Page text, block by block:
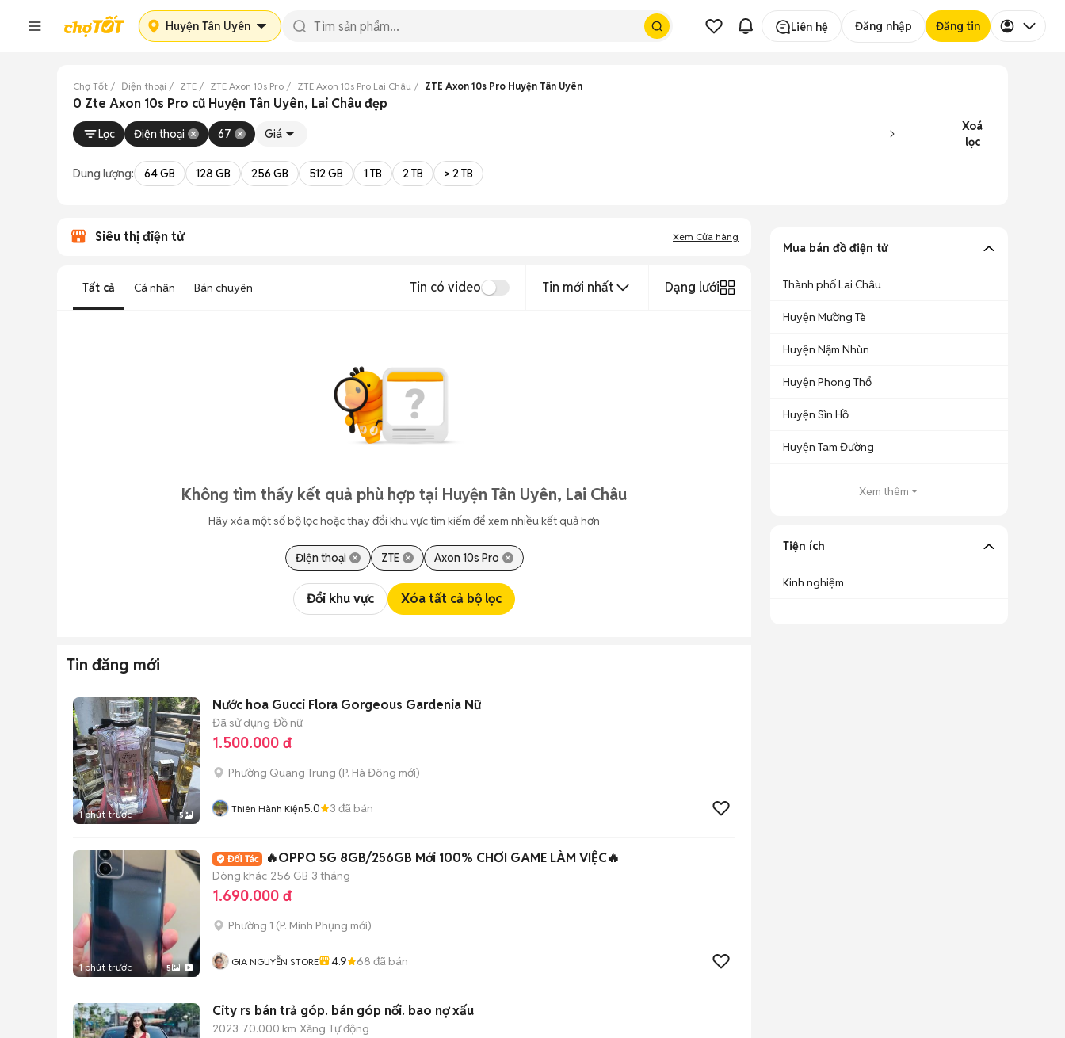
Huyện Tân Uyên Liên hệ Đăng nhập Đăng tin
Chợ Tốt Điện thoại ZTE ZTE Axon 10s Pro ZTE Axon 10s Pro Lai Châu ZTE Axon 10s Pro Huyện Tân Uyên
0 Zte Axon 10s Pro cũ Huyện Tân Uyên, Lai Châu đẹp
Lọc Điện thoại 67 Giá
Xoá
lọc
Dung lượng: 64 GB 128 GB 256 GB 512 GB 1 TB 2 TB > 2 TB
Siêu thị điện tử Xem Cửa hàng
Tất cả Cá nhân Bán chuyên Tin có video Tin mới nhất Dạng lưới
Không tìm thấy kết quả phù hợp tại Huyện Tân Uyên, Lai Châu
Hãy xóa một số bộ lọc hoặc thay đổi khu vực tìm kiếm để xem nhiều kết quả hơn
Điện thoại ZTE Axon 10s Pro
Đổi khu vực Xóa tất cả bộ lọc
Tin đăng mới
1 phút trước 5
Nước hoa Gucci Flora Gorgeous Gardenia Nữ
Đã sử dụng Đồ nữ
1.500.000 đ
Phường Quang Trung (P. Hà Đông mới)
Thiên Hành Kiện5.0 3 đã bán
1 phút trước 5
🔥OPPO 5G 8GB/256GB Mới 100% CHƠI GAME LÀM VIỆC🔥
Dòng khác 256 GB 3 tháng
1.690.000 đ
Phường 1 (P. Minh Phụng mới)
GIA NGUYỄN STORE 4.9 68 đã bán
City rs bán trả góp. bán góp nối. bao nợ xấu
2023 70.000 km Xăng Tự động
Mua bán đồ điện tử
Thành phố Lai Châu
Huyện Mường Tè
Huyện Nậm Nhùn
Huyện Phong Thổ
Huyện Sìn Hồ
Huyện Tam Đường
Xem thêm
Tiện ích
Kinh nghiệm